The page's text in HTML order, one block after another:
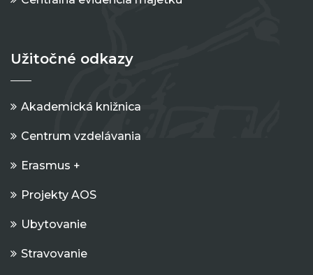
Užitočné odkazy
Akademická knižnica
Centrum vzdelávania
Erasmus +
Projekty AOS
Ubytovanie
Stravovanie